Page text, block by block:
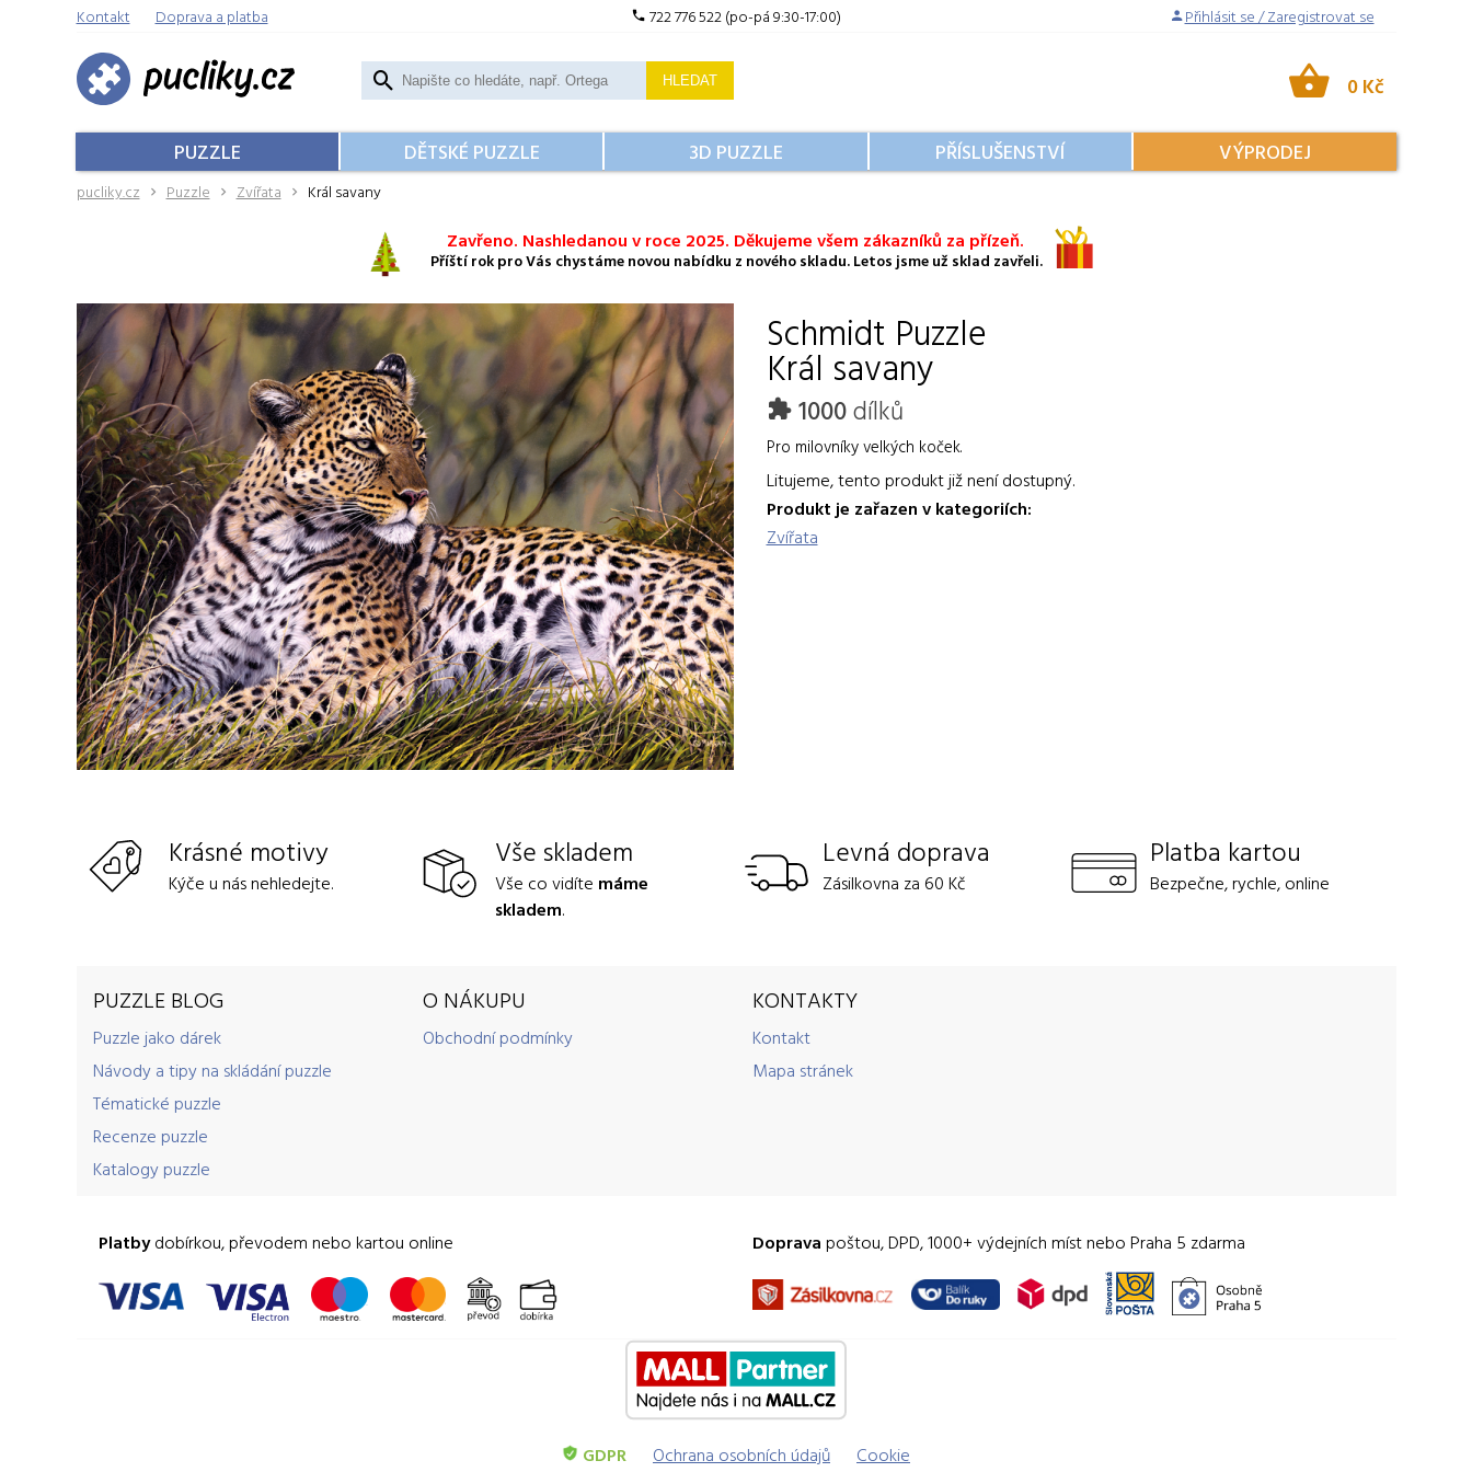
Kontakt Doprava a platba 722 776 522 (po-pá 9:30-17:00) Přihlásit se / Zaregistrovat se
HLEDAT 0 Kč
PUZZLE DĚTSKÉ PUZZLE 3D PUZZLE PŘÍSLUŠENSTVÍ VÝPRODEJ
pucliky.cz Puzzle Zvířata Král savany
Zavřeno. Nashledanou v roce 2025. Děkujeme všem zákazníků za přízeň.
Příští rok pro Vás chystáme novou nabídku z nového skladu. Letos jsme už sklad zavřeli.
Schmidt Puzzle
Král savany
1000dílků
Pro milovníky velkých koček.
Litujeme, tento produkt již není dostupný.
Produkt je zařazen v kategoriích:
Zvířata
Krásné motivy
Kýče u nás nehledejte.
Vše skladem
Vše co vidíte máme
skladem.
Levná doprava
Zásilkovna za 60 Kč
Platba kartou
Bezpečne, rychle, online
PUZZLE BLOG
Puzzle jako dárek
Návody a tipy na skládání puzzle
Tématické puzzle
Recenze puzzle
Katalogy puzzle
O NÁKUPU
Obchodní podmínky
KONTAKTY
Kontakt
Mapa stránek
Platbydobírkou, převodem nebo kartou online Doprava poštou, DPD, 1000+ výdejních míst nebo Praha 5 zdarma
GDPR Ochrana osobních údajů Cookie